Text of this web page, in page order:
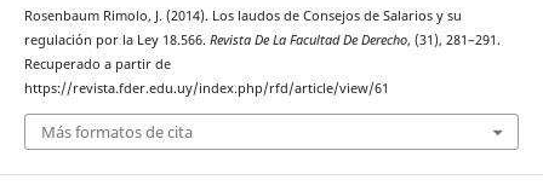
Rosenbaum Rimolo, J. (2014). Los laudos de Consejos de Salarios y su
regulación por la Ley 18.566. Revista De La Facultad De Derecho, (31), 281–291.
Recuperado a partir de
https://revista.fder.edu.uy/index.php/rfd/article/view/61
Más formatos de cita